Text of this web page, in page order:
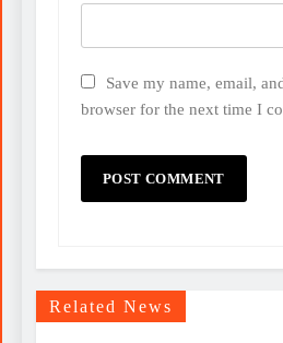
Save my name, email,
browser for the next time I
Related News